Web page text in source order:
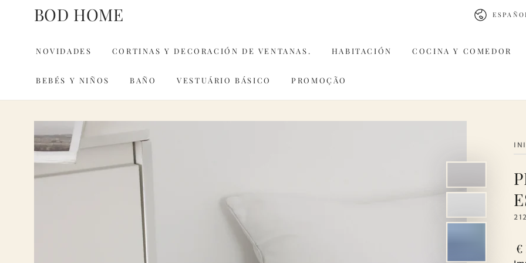
IR AL
CONTENIDO
BOD HOME
NOVIDADES CORTINAS Y DECORACIÓN DE VENTANAS. HABITACIÓN COCINA Y COMEDOR
BEBÉS Y NIÑOS BAÑO VESTUÁRIO BÁSICO PROMOÇÃO
Idioma
IR A LA INFORMACIÓN
DEL PRODUCTO
€